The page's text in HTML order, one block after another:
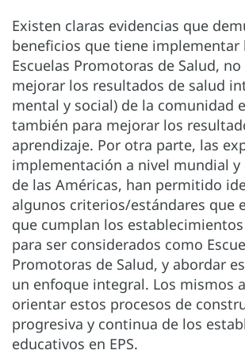
Existen claras evidencias que
beneficios que tiene implementar
Escuelas Promotoras de Salud,
mejorar los resultados de salud
mental y social) de la comunidad
también para mejorar los
aprendizaje. Por otra parte, las
implementación a nivel mundial y
de las Américas, han permitido
algunos criterios/estándares que
que cumplan los
para ser considerados como
Promotoras de Salud, y abordar
un enfoque integral. Los mismos
orientar estos procesos de
progresiva y continua de los
educativos en EPS.